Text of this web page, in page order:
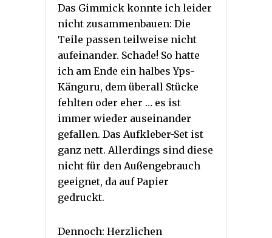
Das Gimmick konnte ich leider
nicht zusammenbauen: Die
Teile passen teilweise nicht
aufeinander. Schade! So hatte
ich am Ende ein halbes Yps-
Känguru, dem überall Stücke
fehlten oder eher … es ist
immer wieder auseinander
gefallen. Das Aufkleber-Set ist
ganz nett. Allerdings sind diese
nicht für den Außengebrauch
geeignet, da auf Papier
gedruckt.
Dennoch: Herzlichen